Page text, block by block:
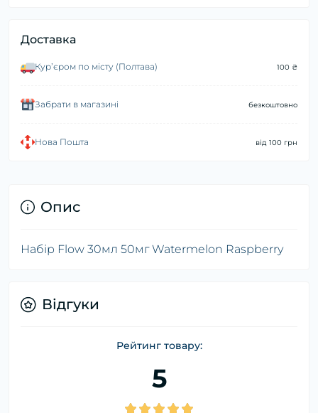
Доставка
Курʼєром по місту (Полтава) 100 ₴
Забрати в магазині безкоштовно
Нова Пошта від 100 грн
Опис
Набір Flow 30мл 50мг Watermelon Raspberry
Відгуки
Рейтинг товару:
5